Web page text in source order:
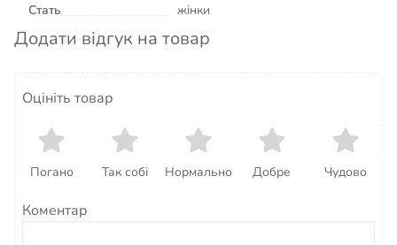
Стать
жінки
Додати відгук на товар
Оцініть товар
Погано Так собі Нормально Добре Чудово
Коментар